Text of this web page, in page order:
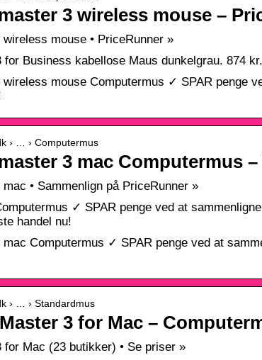
3 wireless mouse –
mouse • PriceRunner »
for Business kabellose Maus dunkelgrau. 874
mouse Computermus ✓ SPAR penge
› … › Computermus
3 mac Computermus
• Sammenlign på PriceRunner »
✓ SPAR penge ved at
handel nu!
Computermus ✓ SPAR penge ved at
› … › Standardmus
3 for Mac –
for Mac (23 butikker) • Se priser »